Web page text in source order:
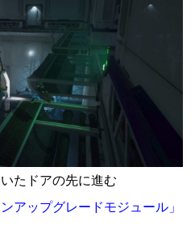
たドアの先に進む
ンアップグレードモジュール」